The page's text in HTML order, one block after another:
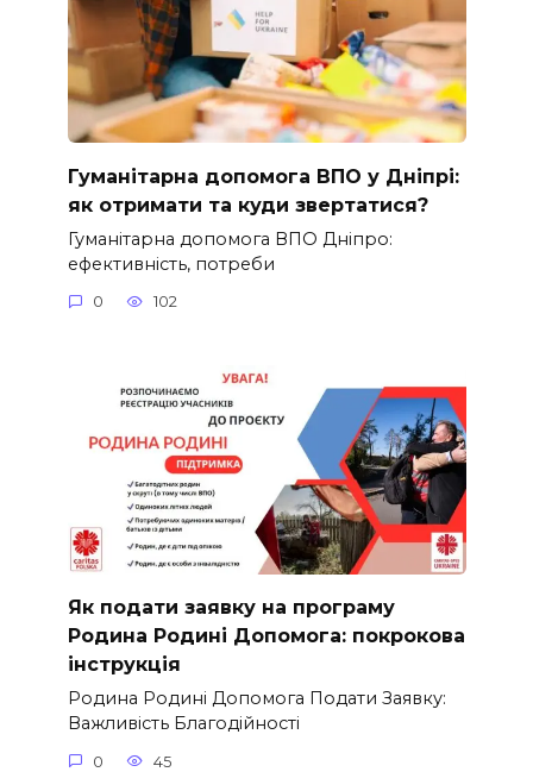
Гуманітарна допомога ВПО у Дніпрі:
як отримати та куди звертатися?
Гуманітарна допомога ВПО Дніпро:
ефективність, потреби
0 102
Як подати заявку на програму
Родина Родині Допомога: покрокова
інструкція
Родина Родині Допомога Подати Заявку:
Важливість Благодійності
0 45